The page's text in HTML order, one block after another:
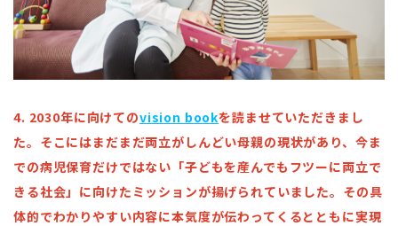
4. 2030年に向けてのvision bookを読ませていただきまし
た。そこにはまだまだ両立がしんどい母親の現状があり、今ま
での病児保育だけではない「子どもを産んでもフツーに両立で
きる社会」に向けたミッションが揚げられていました。その具
体的でわかりやすい内容に本気度が伝わってくるとともに実現